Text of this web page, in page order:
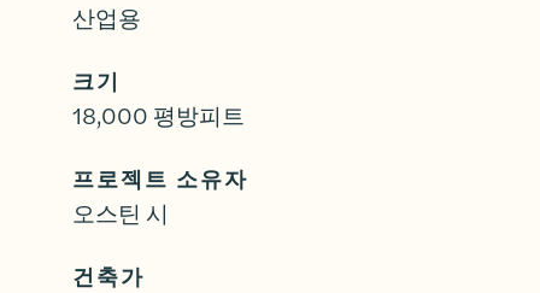
산업용
크기
18,000 평방피트
프로젝트 소유자
오스틴 시
건축가